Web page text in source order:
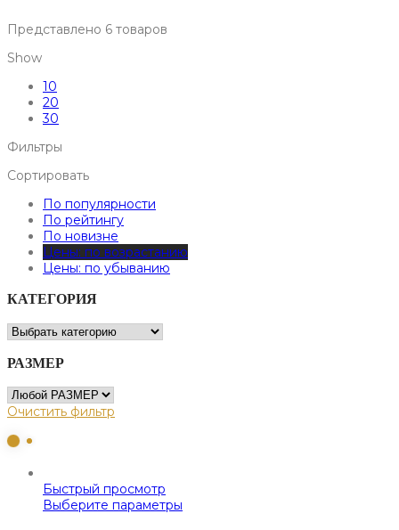
Представлено 6 товаров
Show
10
20
30
Фильтры
Сортировать
По популярности
По рейтингу
По новизне
Цены: по возрастанию
Цены: по убыванию
КАТЕГОРИЯ
РАЗМЕР
Очистить фильтр
Быстрый просмотр
Выберите параметры